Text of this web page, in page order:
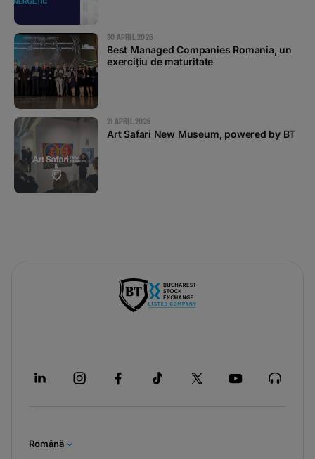
30 APRIL 2026
Best Managed Companies Romania, un
exercițiu de maturitate
21 APRIL 2026
Art Safari New Museum, powered by BT
Română